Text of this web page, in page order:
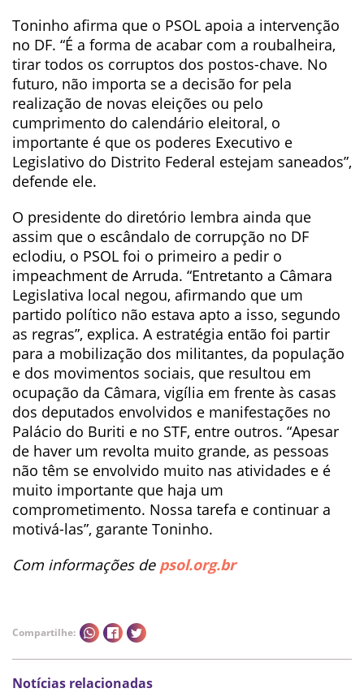
Toninho afirma que o PSOL apoia a intervenção
no DF. “É a forma de acabar com a roubalheira,
tirar todos os corruptos dos postos-chave. No
futuro, não importa se a decisão for pela
realização de novas eleições ou pelo
cumprimento do calendário eleitoral, o
importante é que os poderes Executivo e
Legislativo do Distrito Federal estejam saneados”,
defende ele.
O presidente do diretório lembra ainda que
assim que o escândalo de corrupção no DF
eclodiu, o PSOL foi o primeiro a pedir o
impeachment de Arruda. “Entretanto a Câmara
Legislativa local negou, afirmando que um
partido político não estava apto a isso, segundo
as regras”, explica. A estratégia então foi partir
para a mobilização dos militantes, da população
e dos movimentos sociais, que resultou em
ocupação da Câmara, vigília em frente às casas
dos deputados envolvidos e manifestações no
Palácio do Buriti e no STF, entre outros. “Apesar
de haver um revolta muito grande, as pessoas
não têm se envolvido muito nas atividades e é
muito importante que haja um
comprometimento. Nossa tarefa e continuar a
motivá-las”, garante Toninho.
Com informações de psol.org.br
Compartilhe:
Notícias relacionadas